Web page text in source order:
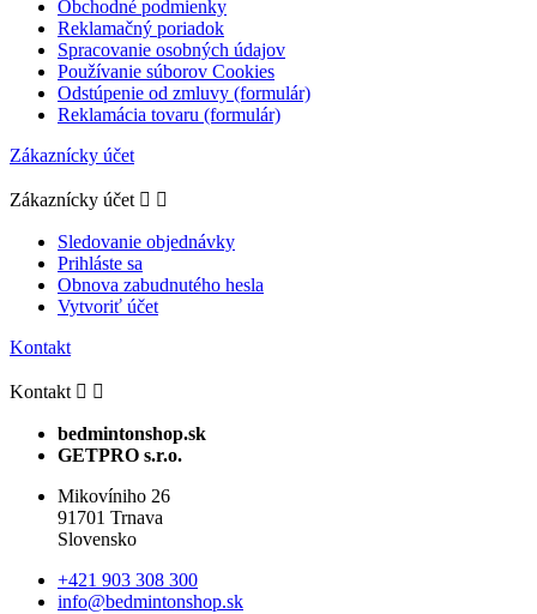
Obchodné podmienky
Reklamačný poriadok
Spracovanie osobných údajov
Používanie súborov Cookies
Odstúpenie od zmluvy (formulár)
Reklamácia tovaru (formulár)
Zákaznícky účet
Zákaznícky účet  
Sledovanie objednávky
Prihláste sa
Obnova zabudnutého hesla
Vytvoriť účet
Kontakt
Kontakt  
bedmintonshop.sk
GETPRO s.r.o.
Mikovíniho 26
91701 Trnava
Slovensko
+421 903 308 300
info@bedmintonshop.sk